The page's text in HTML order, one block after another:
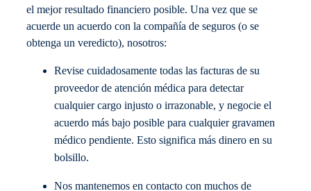
el mejor resultado financiero posible. Una vez que se
acuerde un acuerdo con la compañía de seguros (o se
obtenga un veredicto), nosotros:
Revise cuidadosamente todas las facturas de su
proveedor de atención médica para detectar
cualquier cargo injusto o irrazonable, y negocie el
acuerdo más bajo posible para cualquier gravamen
médico pendiente. Esto significa más dinero en su
bolsillo.
Nos mantenemos en contacto con muchos de